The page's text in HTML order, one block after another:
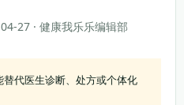
27 · 健康我乐乐编辑部
代医生诊断、处方或个体化